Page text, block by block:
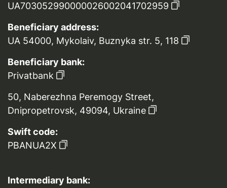
UA703052990000026002041702959
Beneficiary address:
UA 54000, Mykolaiv, Buznyka str. 5, 118
Beneficiary bank:
Privatbank
50, Naberezhna Peremogy Street,
Dnipropetrovsk, 49094, Ukraine
Swift code:
PBANUA2X
Intermediary bank: